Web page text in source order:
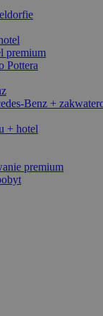
premium
Pottera
Benz +
+ hotel
premium